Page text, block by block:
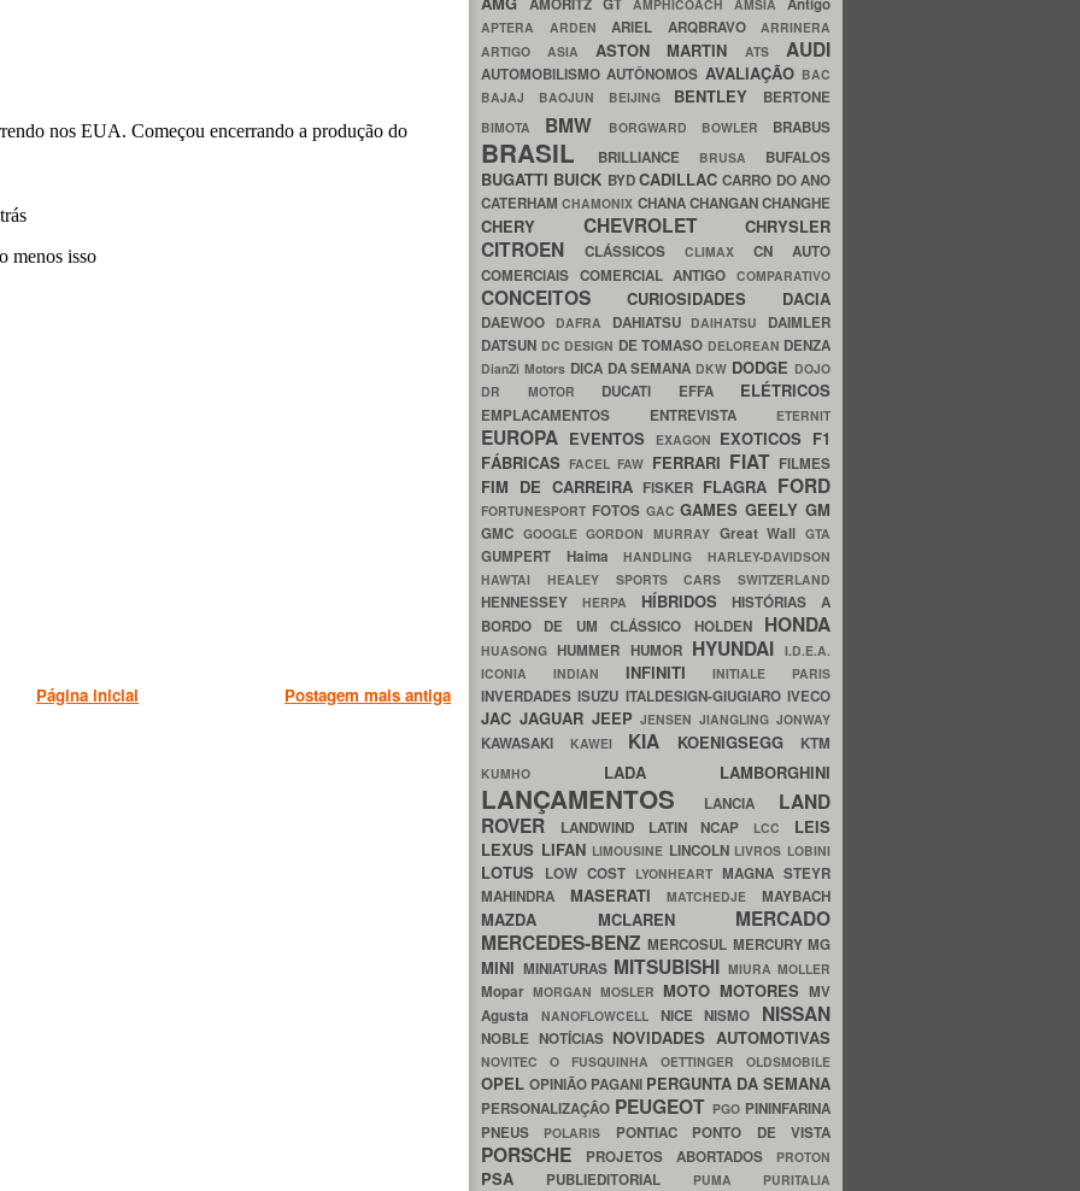
Postagem mais antiga
Página inicial
AMORITZ GT AMPHICOACH AMSIA Antigo
APTERA ARDEN ARIEL ARQBRAVO ARRINERA
ARTIGO ASIA ASTON MARTINATS AUDI
AUTOMOBILISMOAUTÔNOMOS AVALIAÇÃO BAC
BAJAJ BAOJUN BEIJING BENTLEY BERTONE
BIMOTA BMW BORGWARD BOWLER BRABUS
BRASIL BRILLIANCE BRUSA BUFALOS
BUGATTI BUICK BYDCADILLACCARRO DO ANO
CATERHAMCHAMONIX CHANACHANGANCHANGHE
CHERY CHEVROLET CHRYSLER
CITROEN CLÁSSICOS CLIMAX CN AUTO
COMERCIAIS COMERCIAL ANTIGOCOMPARATIVO
CONCEITOS CURIOSIDADES DACIA
DAEWOO DAFRA DAHIATSU DAIHATSU DAIMLER
DATSUN DC DESIGN DE TOMASO DELOREAN DENZA
DianZi Motors DICA DA SEMANA DKW DODGE DOJO
DR MOTOR DUCATI EFFA ELÉTRICOS
EMPLACAMENTOS ENTREVISTA ETERNIT
EUROPA EVENTOS EXAGON EXOTICOS F1
FÁBRICASFACELFAW FERRARI FIAT FILMES
FIM DE CARREIRA FISKER FLAGRA FORD
FORTUNESPORT FOTOS GACGAMESGEELYGM
GMC GOOGLEGORDON MURRAY Great WallGTA
GUMPERT HaimaHANDLINGHARLEY-DAVIDSON
HAWTAI HEALEY SPORTS CARS SWITZERLAND
HENNESSEY HERPA HÍBRIDOSHISTÓRIAS A
BORDO DE UM CLÁSSICO HOLDEN HONDA
HUASONGHUMMER HUMOR HYUNDAI I.D.E.A.
ICONIA INDIAN INFINITIINITIALE PARIS
INVERDADESISUZU ITALDESIGN-GIUGIAROIVECO
JAC JAGUAR JEEPJENSENJIANGLINGJONWAY
KAWASAKI KAWEI KIA KOENIGSEGG KTM
KUMHO LADA LAMBORGHINI
LANÇAMENTOS LANCIA LAND
ROVER
LANDWIND LATIN NCAP LCC LEIS
LEXUS LIFAN LIMOUSINE LINCOLN LIVROS LOBINI
LOTUS LOW COST LYONHEART MAGNA STEYR
MAHINDRA MASERATIMATCHEDJEMAYBACH
MAZDA MCLAREN MERCADO
MERCEDES-BENZMERCOSUL MERCURYMG
MINI MINIATURAS MITSUBISHI MIURA MOLLER
Mopar MORGAN MOSLER MOTO MOTORES MV
Agusta NANOFLOWCELL NICENISMO NISSAN
NOBLE NOTÍCIAS NOVIDADES AUTOMOTIVAS
NOVITEC O FUSQUINHA OETTINGER OLDSMOBILE
OPEL OPINIÃO PAGANI PERGUNTA DA SEMANA
PERSONALIZAÇÃO PEUGEOT PGO PININFARINA
PNEUS
POLARIS PONTIAC PONTO DE VISTA
PORSCHE PROJETOS ABORTADOS PROTON
PSA PUBLIEDITORIAL PUMA PURITALIA